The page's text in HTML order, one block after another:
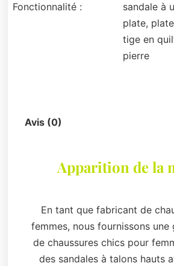
Fonctionnalité :
sandale à
plate,
tige en
pierre
Avis (0)
Apparition de la
En tant que fabricant de
femmes, nous fournissons une
de chaussures chics pour
des sandales à talons hauts